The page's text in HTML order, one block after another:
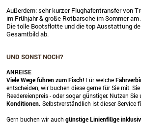
Außerdem: sehr kurzer Flughafentransfer von
im Frühjahr & große Rotbarsche im Sommer
Die tolle Bootsflotte und die top Ausstattung
Gesamtbild ab.
UND SONST NOCH?
ANREISE
Viele Wege führen zum Fisch! Für welche
entscheiden, wir buchen diese gerne für Sie mit.
Reedereienpreis - oder sogar günstiger. Nutzen
Konditionen.Selbstverständlich ist dieser Service
Gern buchen wir auchgünstige Linienflüge